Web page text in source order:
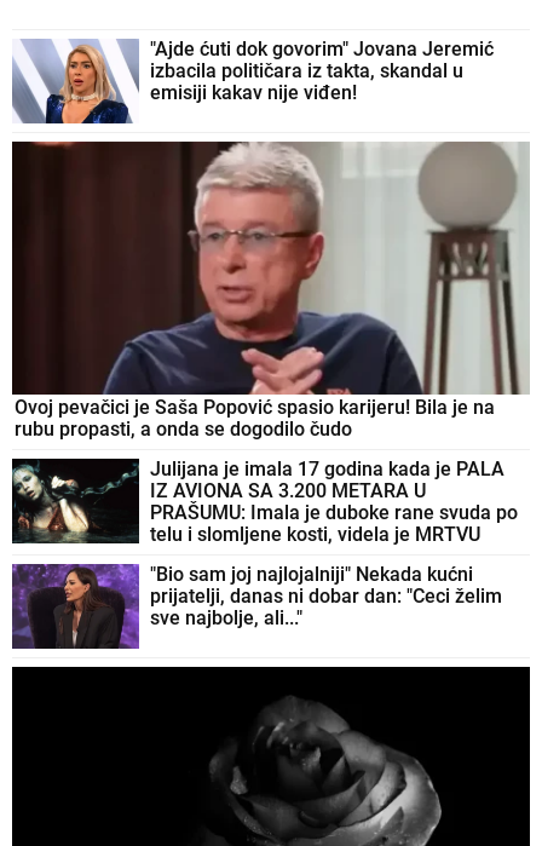
"Ajde ćuti dok govorim" Jovana Jeremić
izbacila političara iz takta, skandal u
emisiji kakav nije viđen!
Ovoj pevačici je Saša Popović spasio karijeru! Bila je na
rubu propasti, a onda se dogodilo čudo
Julijana je imala 17 godina kada je PALA
IZ AVIONA SA 3.200 METARA U
PRAŠUMU: Imala je duboke rane svuda po
telu i slomljene kosti, videla je MRTVU
"Bio sam joj najlojalniji" Nekada kućni
prijatelji, danas ni dobar dan: "Ceci želim
sve najbolje, ali..."